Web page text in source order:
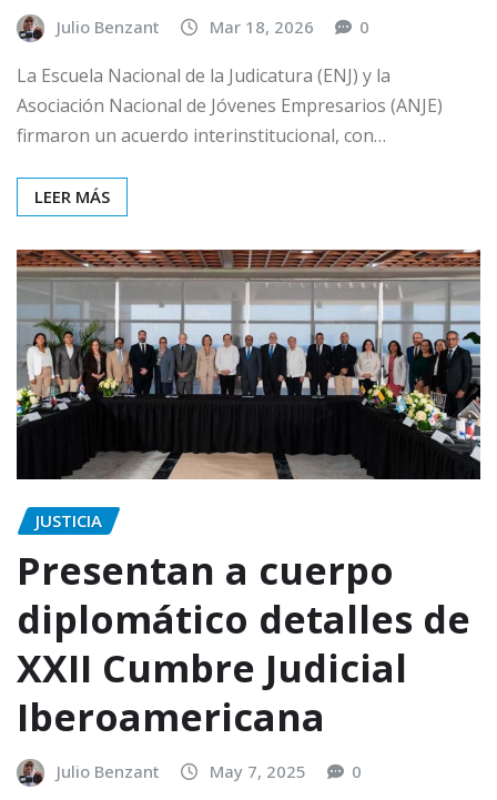
Julio Benzant Mar 18, 2026 0
La Escuela Nacional de la Judicatura (ENJ) y la
Asociación Nacional de Jóvenes Empresarios (ANJE)
firmaron un acuerdo interinstitucional, con…
LEER MÁS
JUSTICIA
Presentan a cuerpo
diplomático detalles de
XXII Cumbre Judicial
Iberoamericana
Julio Benzant May 7, 2025 0